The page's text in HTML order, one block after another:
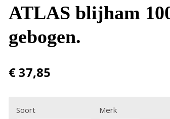
ATLAS blijham
gebogen.
€ 37,85
Soort Merk